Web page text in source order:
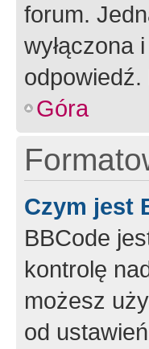
forum.
wyłączona
Góra
Czym jest
BBCode
kontrolę
możesz
od